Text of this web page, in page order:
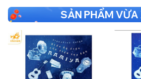
SẢN PHẨM VỪA